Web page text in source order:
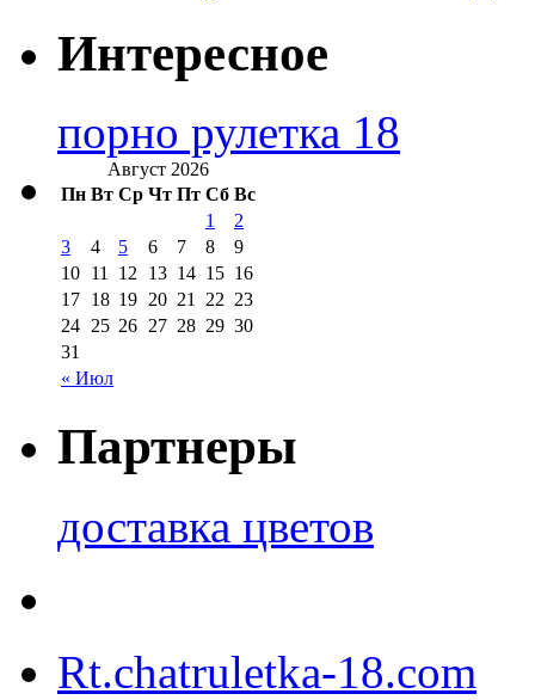
Интересное
порно рулетка 18
Август 2026
Пн Вт Ср Чт Пт Сб Вс
« Июл
1
2
3
4 5 6 7 8
9
10 11 12 13 14 15 16
17 18 19 20 21 22 23
24 25 26 27 28 29 30
31
Партнеры
доставка цветов
Rt.chatruletka-18.com